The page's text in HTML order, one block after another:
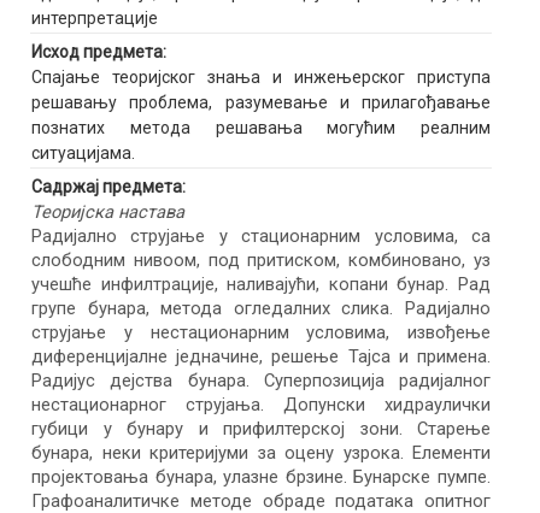
интерпретације
Исход предмета:
Спајање теоријског знања и инжењерског приступа
решавању проблема, разумевање и прилагођавање
познатих метода решавања могућим реалним
ситуацијама.
Садржај предмета:
Теоријска настава
Радијално струјање у стационарним условима, са
слободним нивоом, под притиском, комбиновано, уз
учешће инфилтрације, наливајући, копани бунар. Рад
групе бунара, метода огледалних слика. Радијално
струјање у нестационарним условима, извођење
диференцијалне једначине, решење Тајса и примена.
Радијус дејства бунара. Суперпозиција радијалног
нестационарног струјања. Допунски хидраулички
губици у бунару и прифилтерској зони. Старење
бунара, неки критеријуми за оцену узрока. Елементи
пројектовања бунара, улазне брзине. Бунарске пумпе.
Графоаналитичке методе обраде података опитног